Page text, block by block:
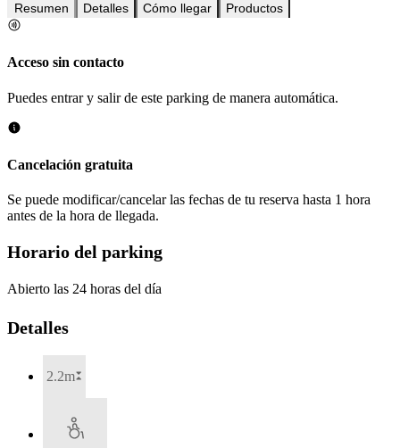
Resumen Detalles Cómo llegar Productos
Acceso sin contacto
Puedes entrar y salir de este parking de manera automática.
Cancelación gratuita
Se puede modificar/cancelar las fechas de tu reserva hasta 1 hora
antes de la hora de llegada.
Horario del parking
Abierto las 24 horas del día
Detalles
2.2m